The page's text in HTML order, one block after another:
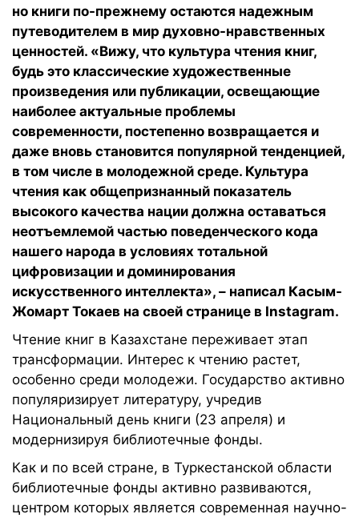
но книги по-прежнему остаются надежным
путеводителем в мир духовно-нравственных
ценностей. «Вижу, что культура чтения книг,
будь это классические художественные
произведения или публикации, освещающие
наиболее актуальные проблемы
современности, постепенно возвращается и
даже вновь становится популярной тенденцией,
в том числе в молодежной среде. Культура
чтения как общепризнанный показатель
высокого качества нации должна оставаться
неотъемлемой частью поведенческого кода
нашего народа в условиях тотальной
цифровизации и доминирования
искусственного интеллекта», – написал Касым-
Жомарт Токаев на своей странице в Instagram.
Чтение книг в Казахстане переживает этап
трансформации. Интерес к чтению растет,
особенно среди молодежи. Государство активно
популяризирует литературу, учредив
Национальный день книги (23 апреля) и
модернизируя библиотечные фонды.
Как и по всей стране, в Туркестанской области
библиотечные фонды активно развиваются,
центром которых является современная научно-